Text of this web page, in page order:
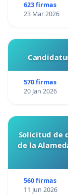
623 firmas
23 Mar 2026
570 firmas
20 Jan 2026
Solicitud de
de la
560 firmas
11 Jun 2026